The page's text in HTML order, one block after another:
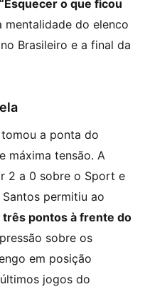
“Esquecer o que ficou
mentalidade do elenco
Brasileiro e a final da
a ponta do
máxima tensão. A
2 a 0 sobre o Sport e
permitiu ao
três pontos à frente do
sobre os
em posição
jogos do